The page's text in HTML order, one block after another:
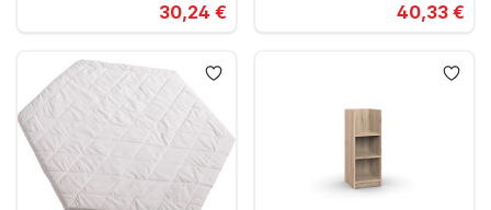
30,24 € 40,33 €